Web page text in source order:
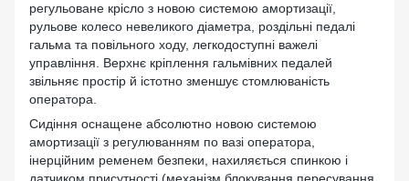
регульоване крісло з новою системою амортизації,
рульове колесо невеликого діаметра, роздільні педалі
гальма та повільного ходу, легкодоступні важелі
управління. Верхнє кріплення гальмівних педалей
звільняє простір й істотно зменшує стомлюваність
оператора.
Сидіння оснащене абсолютно новою системою
амортизації з регулюванням по вазі оператора,
інерційним ременем безпеки, нахиляється спинкою і